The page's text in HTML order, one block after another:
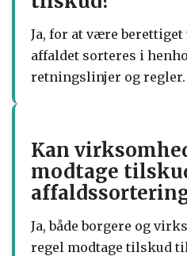
Ja, for at være
affaldet sorteres i
retningslinjer og regler.
Kan
modtage
Ja, både borgere og
regel modtage tilskud